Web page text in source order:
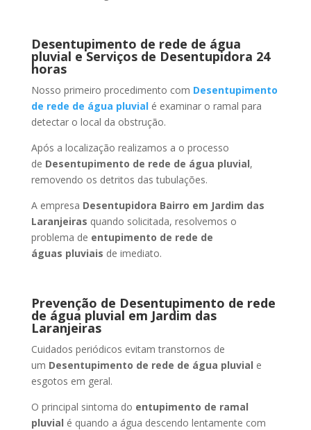
Desentupimento de rede de água
pluvial e Serviços de Desentupidora 24
horas
Nosso primeiro procedimento com Desentupimento
de rede de água pluvialé examinar o ramal para
detectar o local da obstrução.
Após a localização realizamos a o processo
de Desentupimento de rede de água pluvial,
removendo os detritos das tubulações.
A empresa Desentupidora Bairro em Jardim das
Laranjeiras quando solicitada, resolvemos o
problema de entupimento de rede de
águas pluviais de imediato.
Prevenção de Desentupimento de rede
de água pluvial em Jardim das
Laranjeiras
Cuidados periódicos evitam transtornos de
um Desentupimento de rede de água pluvial e
esgotos em geral.
O principal sintoma do entupimento de ramal
pluvial é quando a água descendo lentamente com